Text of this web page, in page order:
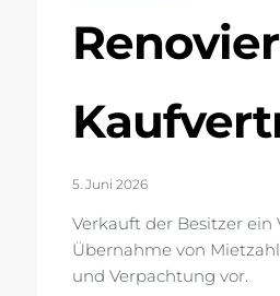
5. Juni 2026
Verkauft der Besitzer
Übernahme von
und Verpachtung vor.